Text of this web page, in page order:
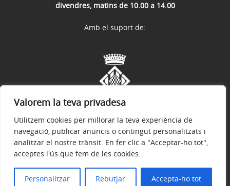
Valorem la teva privadesa
Utilitzem cookies per millorar la teva experiència de
navegació, publicar anuncis o contingut personalitzats i
analitzar el nostre trànsit. En fer clic a "Acceptar-ho tot",
acceptes l'ús que fem de les cookies.
Personalitzar Rebutjar Accepta-ho tot
divendres, matins de 10.00 a 14.00
Avís legal Política de privacitat
Amb el suport de: